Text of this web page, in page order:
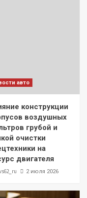
авто
конструкции
воздушных
грубой и
очистки
на
двигателя
2 июля 2026